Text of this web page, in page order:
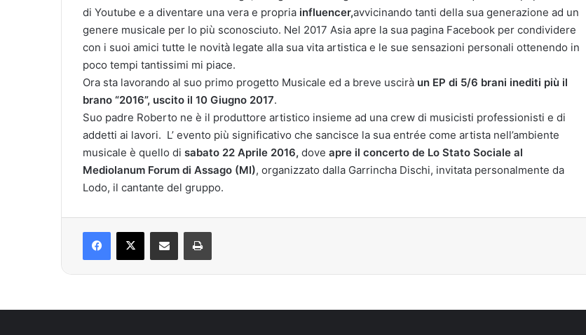
di Youtube e a diventare una vera e propria influencer,avvicinando tanti della sua generazione ad un
genere musicale per lo più sconosciuto. Nel 2017 Asia apre la sua pagina Facebook per condividere
con i suoi amici tutte le novità legate alla sua vita artistica e le sue sensazioni personali ottenendo in
poco tempi tantissimi mi piace.
Ora sta lavorando al suo primo progetto Musicale ed a breve uscirà un EP di 5/6 brani inediti più il
brano “2016”, uscito il 10 Giugno 2017.
Suo padre Roberto ne è il produttore artistico insieme ad una crew di musicisti professionisti e di
addetti ai lavori. L’ evento più significativo che sancisce la sua entrée come artista nell’ambiente
musicale è quello di sabato 22 Aprile 2016, dove apre il concerto de Lo Stato Sociale al
Mediolanum Forum di Assago (MI), organizzato dalla Garrincha Dischi, invitata personalmente da
Lodo, il cantante del gruppo.